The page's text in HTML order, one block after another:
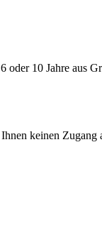
10 Jahre aus
keinen Zugang